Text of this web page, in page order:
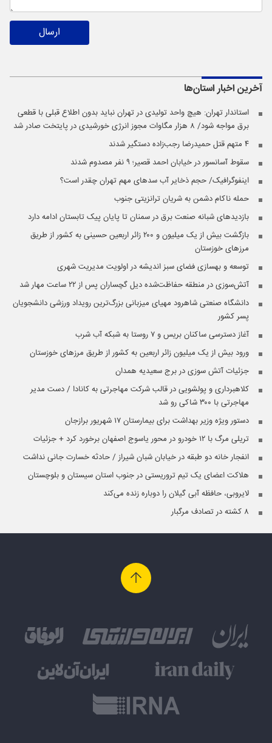
ارسال
آخرین اخباراستان‌ها
استاندار تهران: هیچ واحد تولیدی در تهران نباید بدون اطلاع قبلی با قطعی
برق مواجه شود/ ۸ هزار مگاوات مجوز انرژی خورشیدی در پایتخت صادر شد
۴ متهم قتل حمیدرضا رجب‌زاده دستگیر شدند
سقوط آسانسور در خیابان احمد قصیر؛ ۹ نفر مصدوم شدند
اینفوگرافیک/ حجم ذخایر آب سدهای مهم تهران چقدر است؟
حمله ناکام دشمن به شریان ترانزیتی جنوب
بازدیدهای شبانه صنعت برق در سمنان تا پایان پیک تابستان ادامه دارد
بازگشت بیش از یک میلیون و ۲۰۰ زائر اربعین حسینی به کشور از طریق
مرز‌های خوزستان
توسعه و بهسازی فضای سبز اندیشه در اولویت مدیریت شهری
آتش‌سوزی در منطقه حفاظت‌شده دیل گچساران پس از ۲۲ ساعت مهار شد
دانشگاه صنعتی شاهرود مهیای میزبانی بزرگ‌ترین رویداد ورزشی دانشجویان
پسر کشور
آغاز دسترسی ساکنان بریس و ۷ روستا به شبکه آب شرب
ورود بیش از یک میلیون زائر اربعین به کشور از طریق مرزهای خوزستان
جزئیات آتش سوزی در برج سعیدیه همدان
کلاهبرداری و پولشویی در قالب شرکت مهاجرتی به کانادا / دست مدیر
مهاجرتی با ۳۰۰ شاکی رو شد
دستور ویژه وزیر بهداشت برای بیمارستان ۱۷ شهریور برازجان
تریلی مرگ با ۱۲ خودرو در محور یاسوج اصفهان برخورد کرد + جزئیات
انفجار خانه دو طبقه در خیابان شبان شیراز / حادثه خسارت جانی نداشت
هلاکت اعضای یک تیم تروریستی در جنوب استان سیستان و بلوچستان
لایروبی، حافظه آبی گیلان را دوباره زنده می‌کند
۸ کشته در تصادف مرگبار